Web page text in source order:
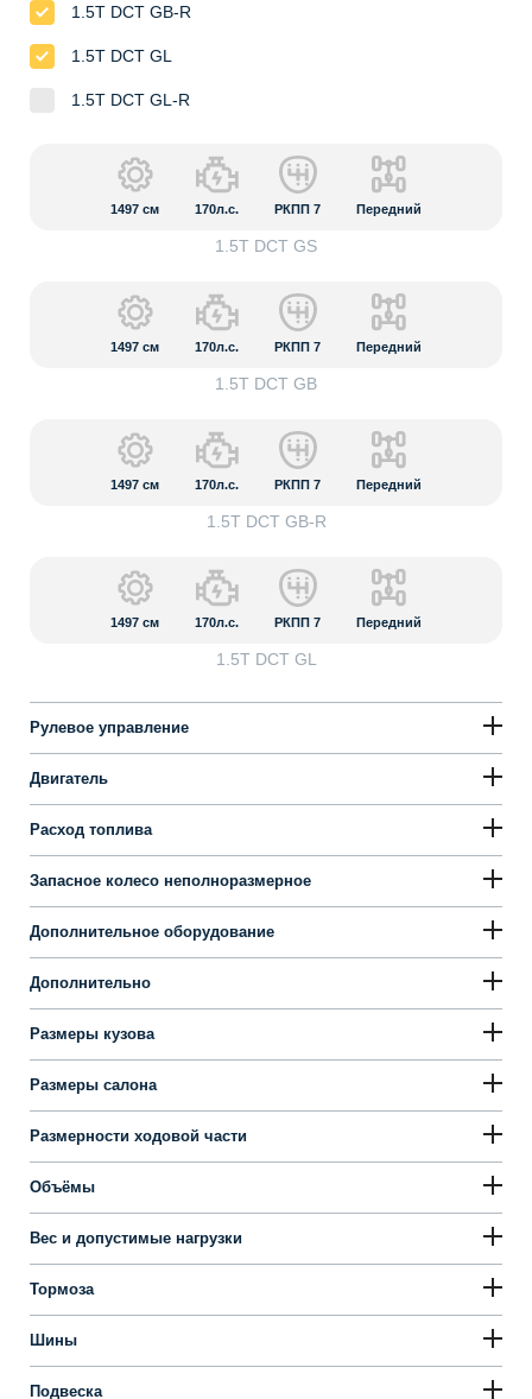
1.5T DCT GB-R
1.5T DCT GL
1.5T DCT GL-R
1497 см 170л.с. РКПП 7 Передний
1.5T DCT GS
1497 см 170л.с. РКПП 7 Передний
1.5T DCT GB
1497 см 170л.с. РКПП 7 Передний
1.5T DCT GB-R
1497 см 170л.с. РКПП 7 Передний
1.5T DCT GL
Рулевое управление
Двигатель
Расход топлива
Запасное колесо неполноразмерное
Дополнительное оборудование
Дополнительно
Размеры кузова
Размеры салона
Размерности ходовой части
Объёмы
Вес и допустимые нагрузки
Тормоза
Шины
Подвеска